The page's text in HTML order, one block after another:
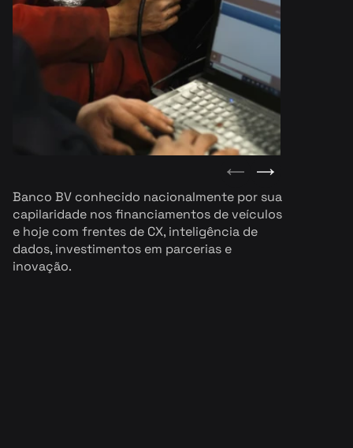
Banco BV conhecido nacionalmente por sua
capilaridade nos financiamentos de veículos
e hoje com frentes de CX, inteligência de
dados, investimentos em parcerias e
inovação.